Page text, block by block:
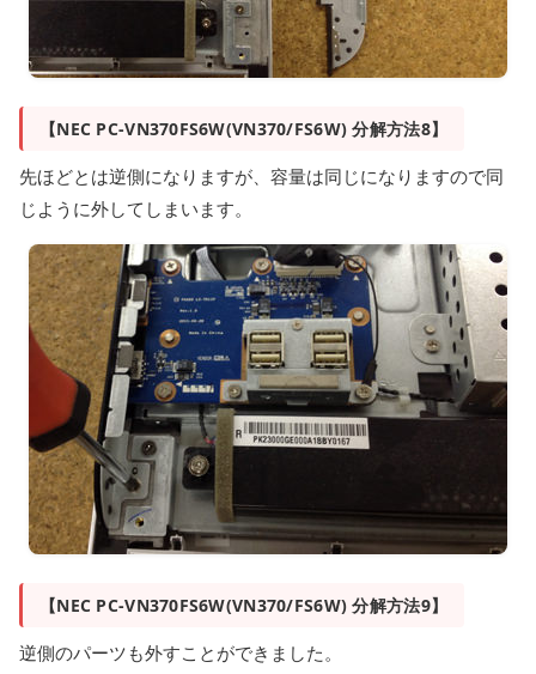
【NEC PC-VN370FS6W(VN370/FS6W) 分解方法8】
先ほどとは逆側になりますが、容量は同じになりますので同
じように外してしまいます。
【NEC PC-VN370FS6W(VN370/FS6W) 分解方法9】
逆側のパーツも外すことができました。